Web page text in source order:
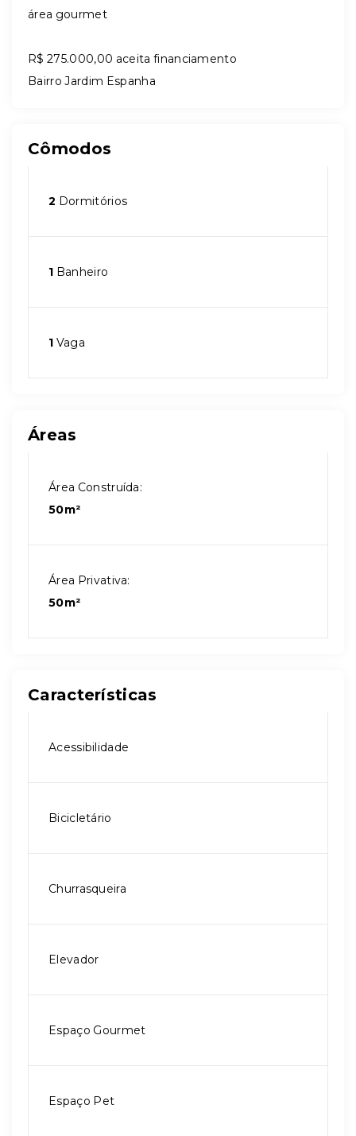
área gourmet
R$ 275.000,00 aceita financiamento
Bairro Jardim Espanha
Cômodos
2 Dormitórios
1 Banheiro
1 Vaga
Áreas
Área Construída:
50m²
Área Privativa:
50m²
Características
Acessibilidade
Bicicletário
Churrasqueira
Elevador
Espaço Gourmet
Espaço Pet